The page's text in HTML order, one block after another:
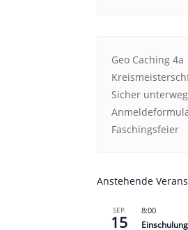
Geo Caching 4a
Sicher
Faschingsfeier
Anstehende
SEP.
15
8:00